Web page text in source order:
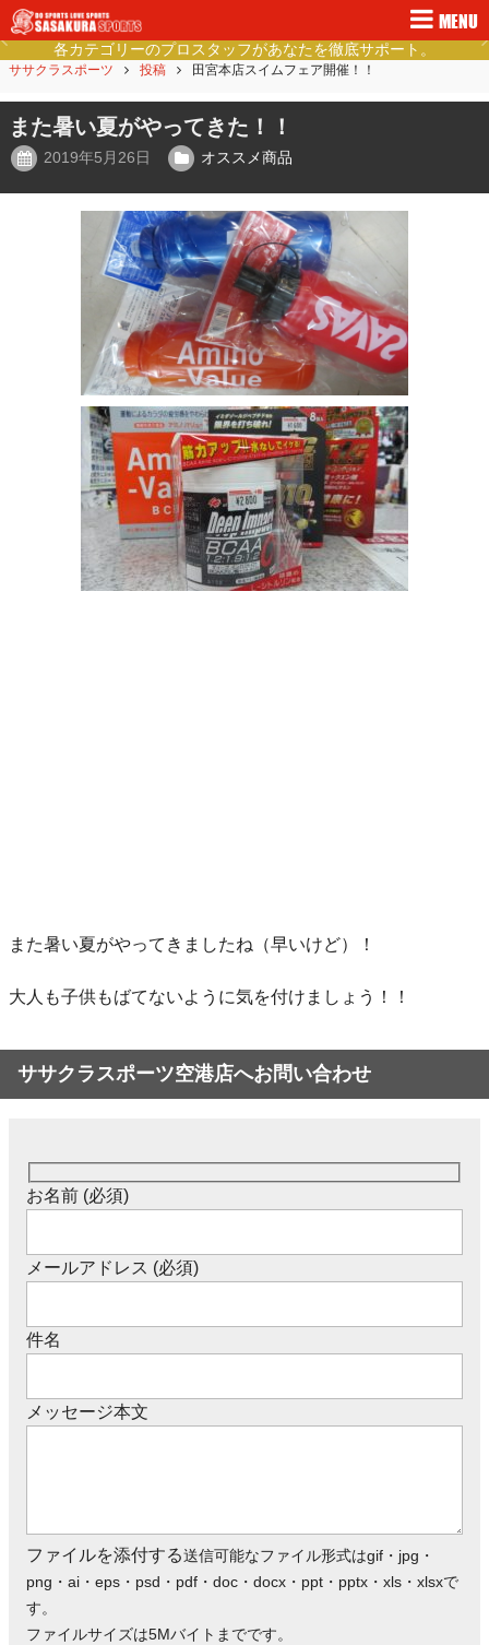
MENU
徳島県民の健康的なライフスタイルをご提案。
Previous
ササクラスポーツ 投稿 田宮本店スイムフェア開催！！
また暑い夏がやってきた！！
2019年5月26日 オススメ商品
また暑い夏がやってきましたね（早いけど）！
大人も子供もばてないように気を付けましょう！！
ササクラスポーツ空港店へお問い合わせ
お名前 (必須)
メールアドレス (必須)
件名
メッセージ本文
ファイルを添付する送信可能なファイル形式はgif・jpg・
png・ai・eps・psd・pdf・doc・docx・ppt・pptx・xls・xlsxで
す。
ファイルサイズは5Mバイトまでです。